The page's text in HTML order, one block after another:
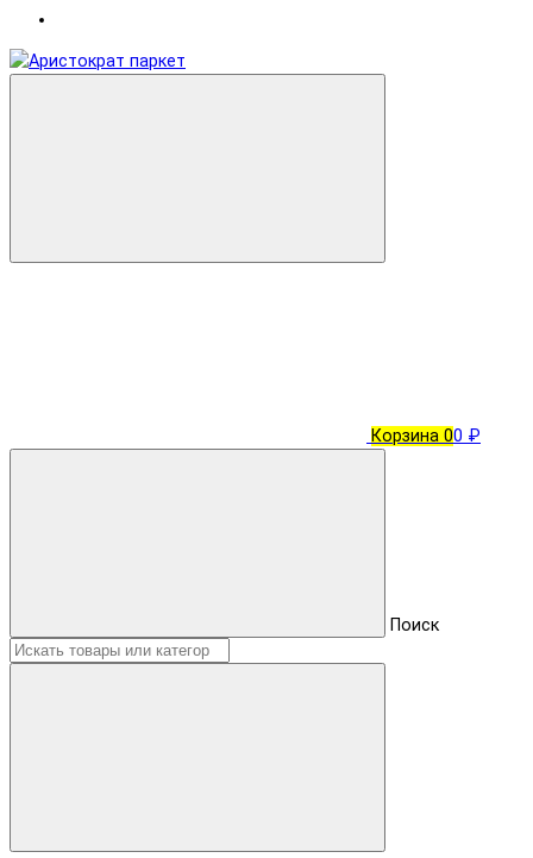
Корзина 00 ₽
Поиск